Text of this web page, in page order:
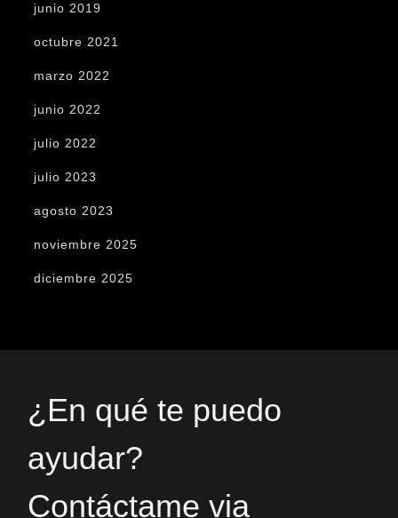
junio 2019
octubre 2021
marzo 2022
junio 2022
julio 2022
julio 2023
agosto 2023
noviembre 2025
diciembre 2025
¿En qué te puedo
ayudar?
Contáctame via